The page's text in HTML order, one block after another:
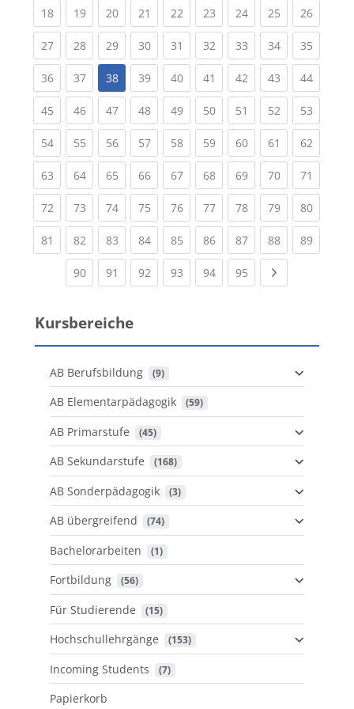
18(current)
19(current)
20(current)
21 (current)
22(current)
23(current)
24(current)
25(current)
26
27(current)
28(current)
29(current)
30(current)
31 (current)
32(current)
33(current)
34(current)
35
36(current)
37(current)
38 39(current)
40(current)
41 (current)
42(current)
43(current)
44
45(current)
46(current)
47(current)
48(current)
49(current)
50(current)
51 (current)
52(current)
53
54(current)
55(current)
56(current)
57(current)
58(current)
59(current)
60(current)
61 (current)
62
63(current)
64(current)
65(current)
66(current)
67(current)
68(current)
69(current)
70(current)
71
72(current)
73(current)
74(current)
75(current)
76(current)
77(current)
78(current)
79(current)
80
81 (current)
82(current)
83(current)
84(current)
85(current)
86(current)
87(current)
88(current)
89
90(current)
91 (current)
92(current)
93(current)
94(current)
95(current)
Kursbereiche
AB Berufsbildung (9)
AB Elementarpädagogik (59)
AB Primarstufe (45)
AB Sekundarstufe (168)
AB Sonderpädagogik (3)
AB übergreifend (74)
Bachelorarbeiten (1)
Fortbildung (56)
Für Studierende (15)
Hochschullehrgänge (153)
Incoming Students (7)
Papierkorb